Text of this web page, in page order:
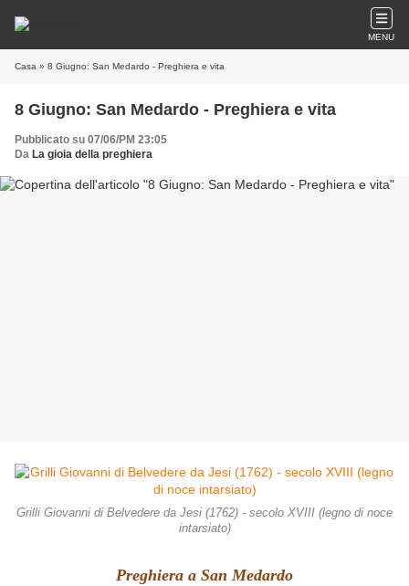
MENU
Casa » 8 Giugno: San Medardo - Preghiera e vita
8 Giugno: San Medardo - Preghiera e vita
Pubblicato su 07/06/PM 23:05
Da La gioia della preghiera
Grilli Giovanni di Belvedere da Jesi (1762) - secolo XVIII (legno di noce
intarsiato)
Preghiera a San Medardo